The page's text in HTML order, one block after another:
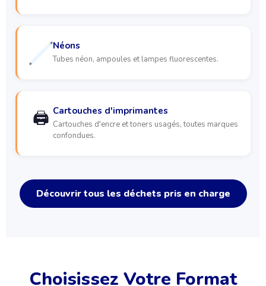
Néons
Tubes néon, ampoules et lampes fluorescentes.
🖨️ Cartouches d'imprimantes
Cartouches d'encre et toners usagés, toutes marques
confondues.
Découvrir tous les déchets pris en charge
Choisissez Votre Format